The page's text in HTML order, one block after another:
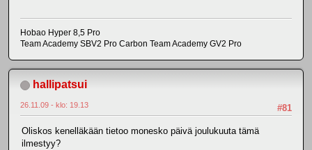
Hobao Hyper 8,5 Pro
Team Academy SBV2 Pro Carbon Team Academy GV2 Pro
hallipatsui
#81
26.11.09 - klo: 19.13
Oliskos kenelläkään tietoo monesko päivä joulukuuta tämä
ilmestyy?